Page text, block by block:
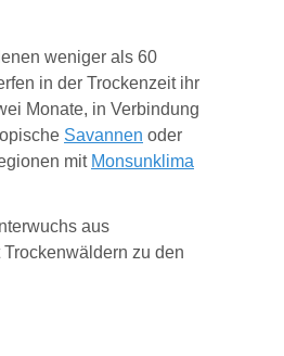
weniger als 60
in der Trockenzeit ihr
Monate, in Verbindung
Savannen oder
mit Monsunklima
aus
zu den